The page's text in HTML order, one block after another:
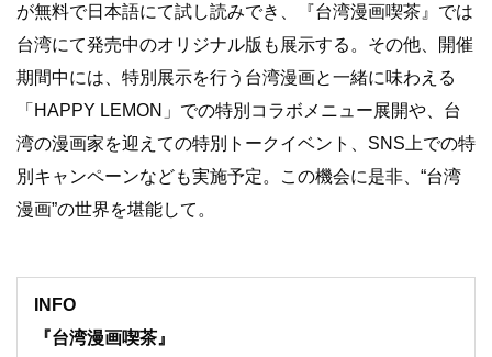
が無料で日本語にて試し読みでき、『台湾漫画喫茶』では
台湾にて発売中のオリジナル版も展示する。その他、開催
期間中には、特別展示を行う台湾漫画と一緒に味わえる
「HAPPY LEMON」での特別コラボメニュー展開や、台
湾の漫画家を迎えての特別トークイベント、SNS上での特
別キャンペーンなども実施予定。この機会に是非、“台湾
漫画”の世界を堪能して。
INFO
『台湾漫画喫茶』